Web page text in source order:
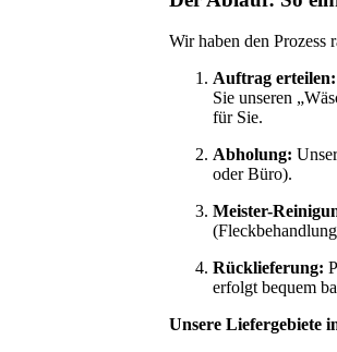
Wir haben den Prozess
Auftrag erteilen:
Sie unseren
für Sie.
Abholung:
oder Büro).
Meister-
Rücklieferung:
erfolgt bequem
Unsere Liefergebiete